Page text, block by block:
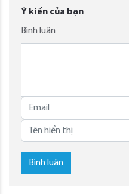
Ý kiến của bạn
Bình luận
Bình luận